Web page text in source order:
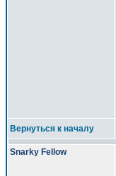
Вернуться к началу
Snarky Fellow